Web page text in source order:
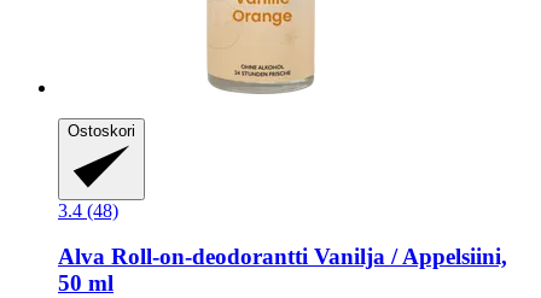
Ostoskori
3.4 (48)
Alva Roll-​on-​deodorantti Vanilja / Appelsiini,
50 ml